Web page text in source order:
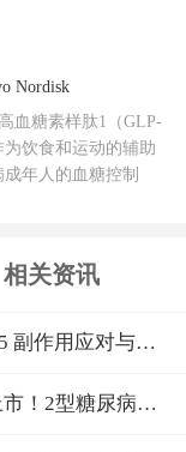
Nordisk
血糖素样肽1（GLP-
饮食和运动的辅助
年人的血糖控制
相关资讯
副作用应对与禁
！2型糖尿病降